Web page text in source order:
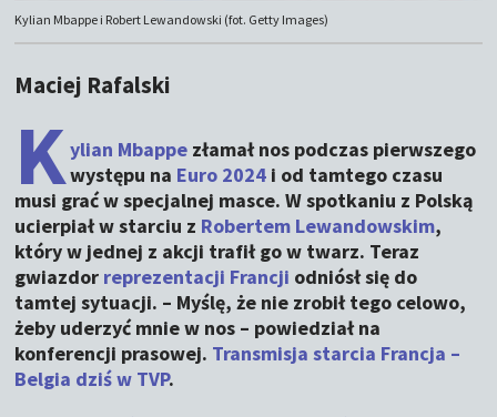
Kylian Mbappe i Robert Lewandowski (fot. Getty Images)
Maciej Rafalski
Kylian Mbappe złamał nos podczas pierwszego
występu na Euro 2024 i od tamtego czasu
musi grać w specjalnej masce. W spotkaniu z Polską
ucierpiał w starciu z Robertem Lewandowskim,
który w jednej z akcji trafił go w twarz. Teraz
gwiazdor reprezentacji Francji odniósł się do
tamtej sytuacji. – Myślę, że nie zrobił tego celowo,
żeby uderzyć mnie w nos – powiedział na
konferencji prasowej. Transmisja starcia Francja –
Belgia dziś w TVP.